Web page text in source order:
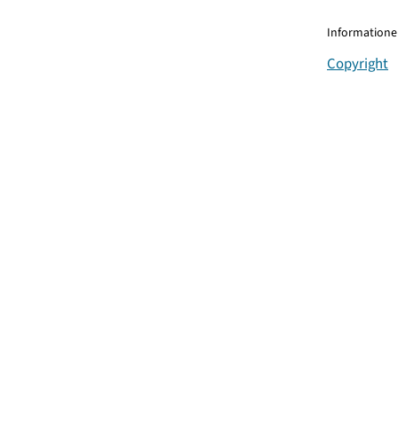
Copyright